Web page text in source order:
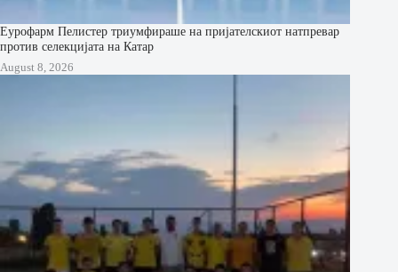
Еурофарм Пелистер триумфираше на пријателскиот натпревар
против селекцијата на Катар
August 8, 2026